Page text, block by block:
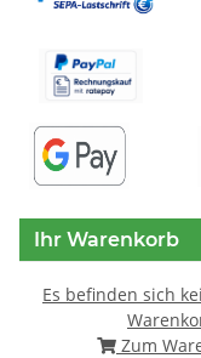
Ihr Warenkorb
Es befinden sich
Zum